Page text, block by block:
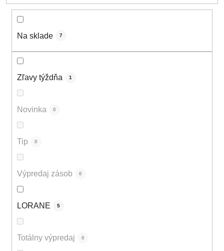
k
Na sklade 7
Zľavy týždňa 1
Novinka 0
Tip 0
Výpredaj zásob 0
LORANE 5
Totálny výpredaj 0